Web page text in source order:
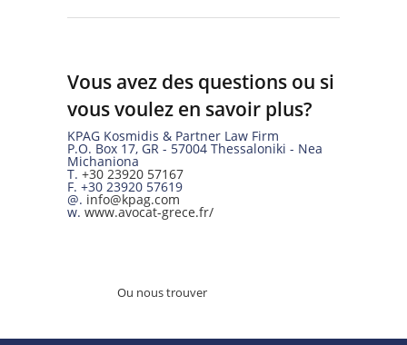
Vous avez des questions ou si
vous voulez en savoir plus?
KPAG Kosmidis & Partner Law Firm
P.O. Box 17, GR - 57004 Thessaloniki - Nea
Michaniona
T. +30 23920 57167
F. +30 23920 57619
@. info@kpag.com
w. www.avocat-grece.fr/
Ou nous trouver